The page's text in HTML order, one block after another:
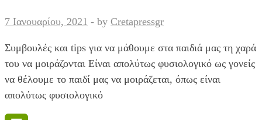
σε
εβδομάδες
7 Ιανουαρίου, 2021 - by Cretapressgr
Συμβουλές και tips για να μάθουμε στα παιδιά μας τη χαρά
του να μοιράζονται Είναι απολύτως φυσιολογικό ως γονείς
να θέλουμε το παιδί μας να μοιράζεται, όπως είναι
απολύτως φυσιολογικό